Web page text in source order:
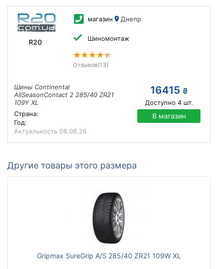
R20
магазин Днепр
Шиномонтаж
Отзывов(13)
Шины Continental
AllSeasonContact 2 285/40 ZR21
109Y XL
Страна:
Год:
Актуальность 08.08.26
16415 ₴
Доступно 4шт.
В магазин
Другие товары этого размера
Gripmax SureGrip A/S 285/40 ZR21 109W XL